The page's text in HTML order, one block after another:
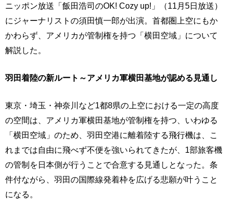
ニッポン放送「飯田浩司のOK! Cozy up!」（11月5日放送）
にジャーナリストの須田慎一郎が出演。首都圏上空にもか
かわらず、アメリカが管制権を持つ「横田空域」について
解説した。
羽田着陸の新ルート～アメリカ軍横田基地が認める見通し
東京・埼玉・神奈川など1都8県の上空における一定の高度
の空間は、アメリカ軍横田基地が管制権を持つ、いわゆる
「横田空域」のため、羽田空港に離着陸する飛行機は、こ
れまでは自由に飛べず不便を強いられてきたが、1部旅客機
の管制を日本側が行うことで合意する見通しとなった。条
件付ながら、羽田の国際線発着枠を広げる悲願が叶うこと
になる。